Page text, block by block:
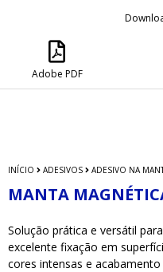
Adobe PDF
INÍCIO ADESIVOS ADESIVO NA
MANTA
Solução prática e versátil
excelente fixação em
cores intensas e